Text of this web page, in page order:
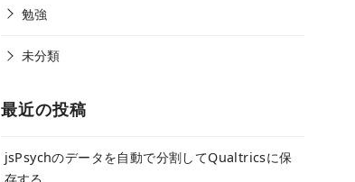
勉強
未分類
最近の投稿
jsPsychのデータを自動で分割してQualtricsに保
存する